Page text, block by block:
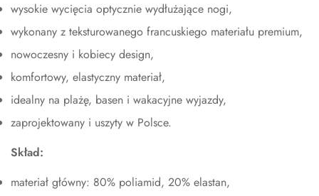
wysokie wycięcia optycznie wydłużające nogi,
wykonany z teksturowanego francuskiego materiału premium,
nowoczesny i kobiecy design,
komfortowy, elastyczny materiał,
idealny na plażę, basen i wakacyjne wyjazdy,
zaprojektowany i uszyty w Polsce.
Skład:
materiał główny: 80% poliamid, 20% elastan,